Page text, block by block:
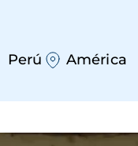
Perú América